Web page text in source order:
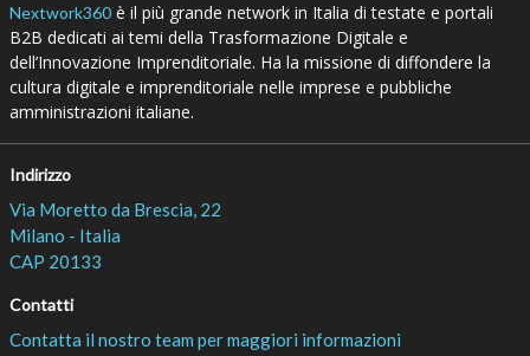
Nextwork360è il più grande network in Italia di testate e portali
B2B dedicati ai temi della Trasformazione Digitale e
dell’Innovazione Imprenditoriale. Ha la missione di diffondere la
cultura digitale e imprenditoriale nelle imprese e pubbliche
amministrazioni italiane.
Indirizzo
Via Moretto da Brescia, 22
Milano - Italia
CAP 20133
Contatti
Contatta il nostro team per maggiori informazioni